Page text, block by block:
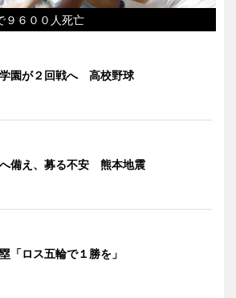
９６００人死亡
園が２回戦へ 高校野球
備え、募る不安 熊本地震
「ロス五輪で１勝を」